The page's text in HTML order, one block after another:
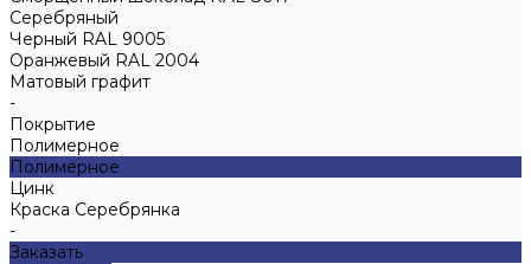
Серебряный
Черный RAL 9005
Оранжевый RAL 2004
Матовый графит
-
Покрытие
Полимерное
Полимерное
Цинк
Краска Серебрянка
-
Заказать